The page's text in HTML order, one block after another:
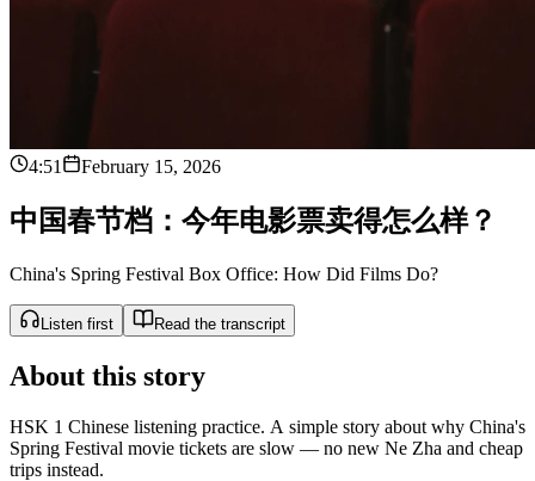
4:51 February 15, 2026
中 国春节档 ： 今年电影票卖得怎么样？
China's Spring Festival Box Office: How Did Films Do?
Listen first Read the transcript
About this story
HSK 1 Chinese listening practice. A simple story about why China's
Spring Festival movie tickets are slow — no new Ne Zha and cheap
trips instead.